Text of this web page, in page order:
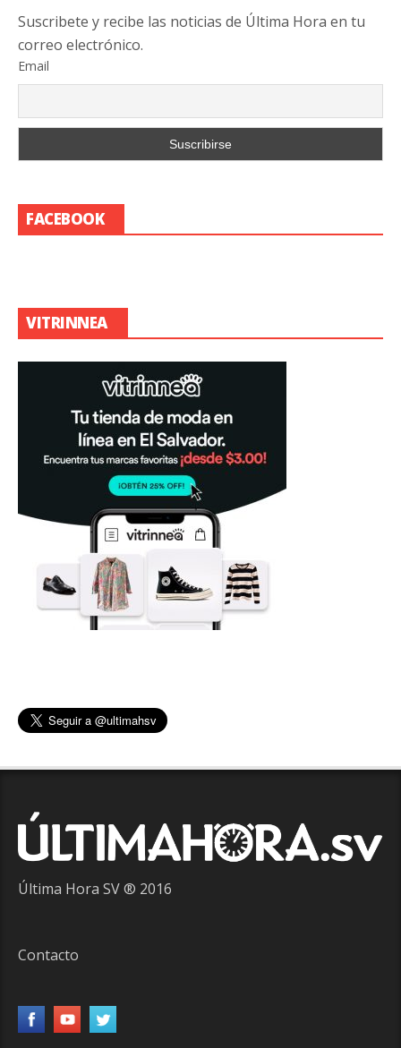
Suscribete y recibe las noticias de Última Hora en tu
correo electrónico.
Email
FACEBOOK
VITRINNEA
Última Hora SV ® 2016
Contacto